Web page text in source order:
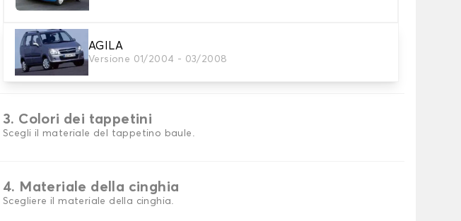
AGILA
Versione 01/2004 - 03/2008
2. Materiale
scegli il materiale del tappetini per baule
3. Colori dei tappetini
Scegli il materiale del tappetino baule.
4. Materiale della cinghia
Scegliere il materiale della cinghia.